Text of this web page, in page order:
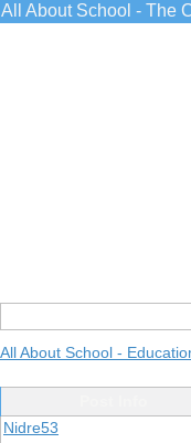
All About School - The
All About School -
Nidre53